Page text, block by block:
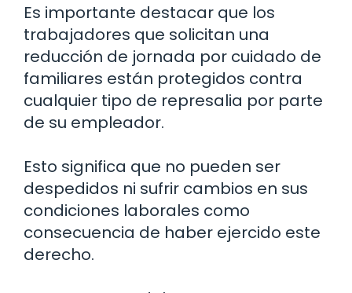
Es importante destacar que los
trabajadores que solicitan una
reducción de jornada por cuidado de
familiares están protegidos contra
cualquier tipo de represalia por parte
de su empleador.
Esto significa que no pueden ser
despedidos ni sufrir cambios en sus
condiciones laborales como
consecuencia de haber ejercido este
derecho.